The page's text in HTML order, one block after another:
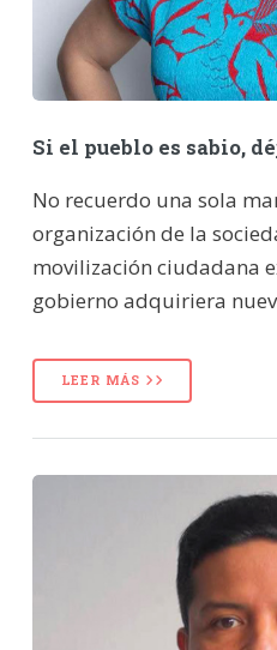
Si el pueblo es sabio,
No recuerdo una sola
organización de la
movilización ciudadana
gobierno adquiriera
LEER MÁS